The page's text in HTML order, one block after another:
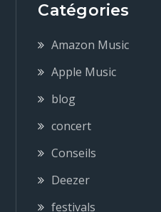
g
a
t
o
Catégories
Amazon Music
Apple Music
blog
concert
Conseils
Deezer
festivals